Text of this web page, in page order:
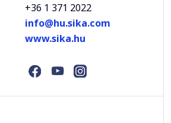
+36 1 371 2022
info@hu.sika.com
www.sika.hu